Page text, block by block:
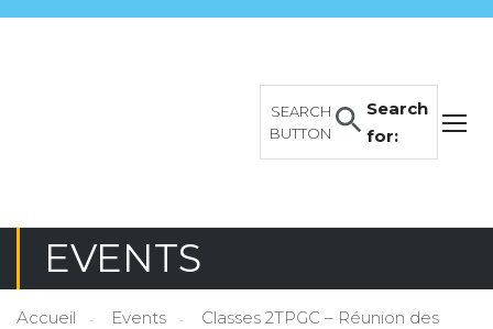
Search
for:
SEARCH
BUTTON
EVENTS
Accueil Events
Classes 2TPGC – Réunion des